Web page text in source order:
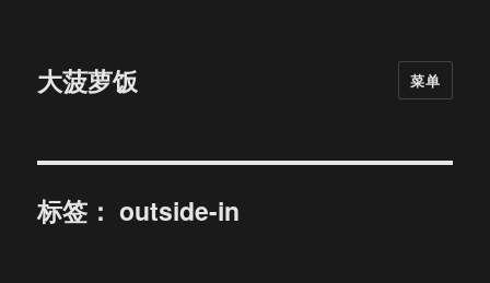
大菠萝饭 菜单
标签：outside-in